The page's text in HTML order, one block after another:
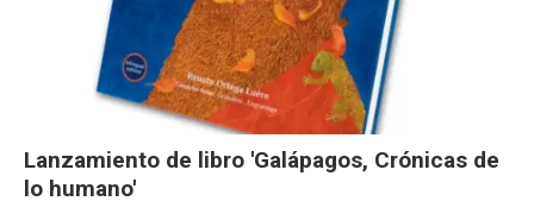
Lanzamiento de libro 'Galápagos, Crónicas de
lo humano'